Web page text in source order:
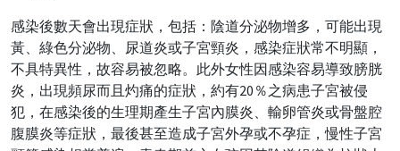
感染後數天會出現症狀，包括：陰道分泌物增多，可能出現
黃、綠色分泌物、尿道炎或子宮頸炎，感染症狀常不明顯，
不具特異性，故容易被忽略。此外女性因感染容易導致膀胱
炎，出現頻尿而且灼痛的症狀，約有20％之病患子宮被侵
犯，在感染後的生理期產生子宮內膜炎、輸卵管炎或骨盤腔
腹膜炎等症狀，最後甚至造成子宮外孕或不孕症，慢性子宮